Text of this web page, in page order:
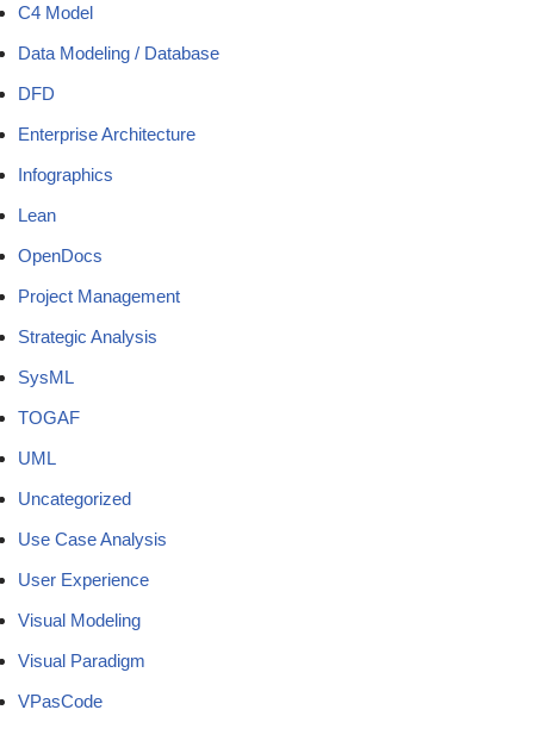
C4 Model
Data Modeling / Database
DFD
Enterprise Architecture
Infographics
Lean
OpenDocs
Project Management
Strategic Analysis
SysML
TOGAF
UML
Uncategorized
Use Case Analysis
User Experience
Visual Modeling
Visual Paradigm
VPasCode